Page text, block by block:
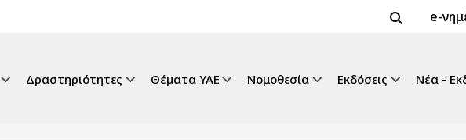
e-
Δραστηριότητες Θέματα ΥΑΕ Νομοθεσία Εκδόσεις Νέα -